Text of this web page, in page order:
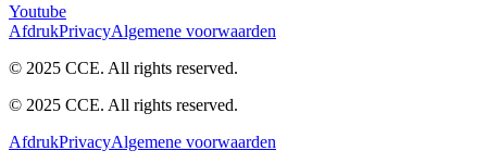
Youtube
AfdrukPrivacyAlgemene voorwaarden
© 2025 CCE. All rights reserved.
© 2025 CCE. All rights reserved.
AfdrukPrivacyAlgemene voorwaarden